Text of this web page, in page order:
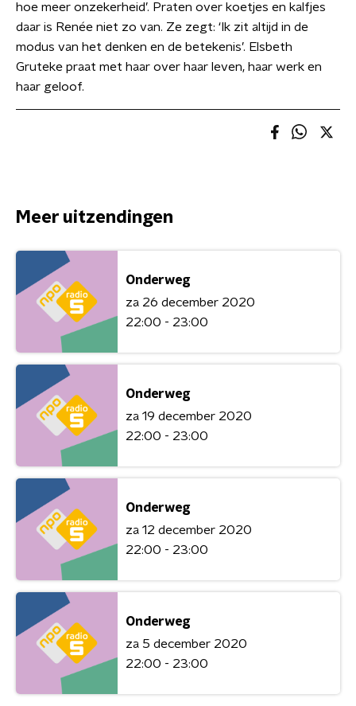
hoe meer onzekerheid’. Praten over koetjes en kalfjes
daar is Renée niet zo van. Ze zegt: ‘Ik zit altijd in de
modus van het denken en de betekenis’. Elsbeth
Gruteke praat met haar over haar leven, haar werk en
haar geloof.
Meer uitzendingen
Onderweg
za 26 december 2020
22:00 - 23:00
Onderweg
za 19 december 2020
22:00 - 23:00
Onderweg
za 12 december 2020
22:00 - 23:00
Onderweg
za 5 december 2020
22:00 - 23:00